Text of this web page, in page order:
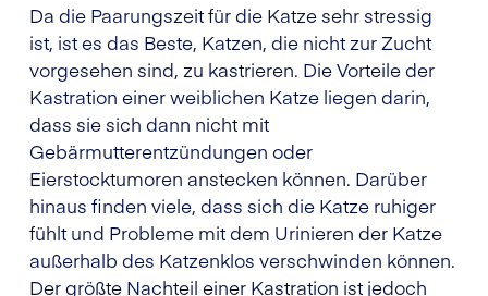
Da die Paarungszeit für die Katze sehr stressig
ist, ist es das Beste, Katzen, die nicht zur Zucht
vorgesehen sind, zu kastrieren. Die Vorteile der
Kastration einer weiblichen Katze liegen darin,
dass sie sich dann nicht mit
Gebärmutterentzündungen oder
Eierstocktumoren anstecken können. Darüber
hinaus finden viele, dass sich die Katze ruhiger
fühlt und Probleme mit dem Urinieren der Katze
außerhalb des Katzenklos verschwinden können.
Der größte Nachteil einer Kastration ist jedoch